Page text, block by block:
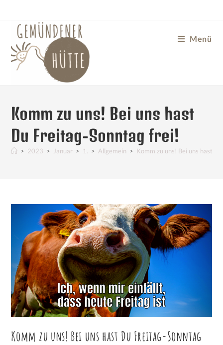
Menü
Komm zu uns! Bei uns hast
Du Freitag-Sonntag frei!
> 2023 > Januar > 1. > Allgemein > Komm zu uns! Bei uns hast
Komm zu uns! Bei uns hast Du Freitag-Sonntag